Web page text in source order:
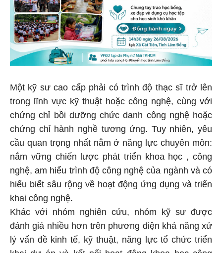
Một kỹ sư cao cấp phải có trình độ thạc sĩ trở lên
trong lĩnh vực kỹ thuật hoặc công nghệ, cùng với
chứng chỉ bồi dưỡng chức danh công nghệ hoặc
chứng chỉ hành nghề tương ứng. Tuy nhiên, yêu
cầu quan trọng nhất nằm ở năng lực chuyên môn:
nắm vững chiến lược phát triển khoa học , công
nghệ, am hiểu trình độ công nghệ của ngành và có
hiểu biết sâu rộng về hoạt động ứng dụng và triển
khai công nghệ.
Khác với nhóm nghiên cứu, nhóm kỹ sư được
đánh giá nhiều hơn trên phương diện khả năng xử
lý vấn đề kinh tế, kỹ thuật, năng lực tổ chức triển